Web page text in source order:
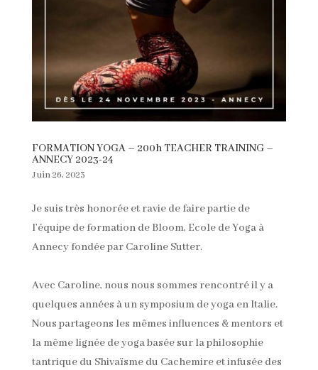
FORMATION YOGA – 200h TEACHER TRAINING –
ANNECY 2023-24
Juin 26, 2023
Je suis très honorée et ravie de faire partie de
l’équipe de formation de Bloom, Ecole de Yoga à
Annecy fondée par Caroline Sutter.
Avec Caroline, nous nous sommes rencontré il y a
quelques années à un symposium de yoga en Italie.
Nous partageons les mêmes influences & mentors et
la même lignée de yoga basée sur la philosophie
tantrique du Shivaïsme du Cachemire et infusée des